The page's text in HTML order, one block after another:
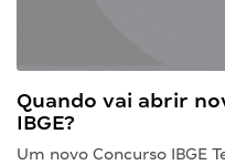
Quando vai abrir
IBGE?
Um novo Concurso IBGE